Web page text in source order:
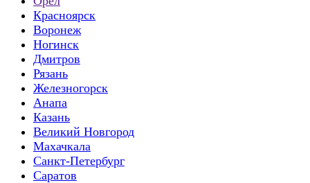
Красноярск
Воронеж
Ногинск
Дмитров
Рязань
Железногорск
Анапа
Казань
Великий Новгород
Махачкала
Санкт-Петербург
Саратов